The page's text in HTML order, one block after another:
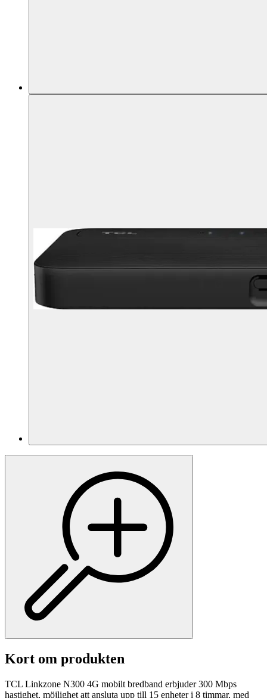
Kort om produkten
TCL Linkzone N300 4G mobilt bredband erbjuder 300 Mbps
hastighet, möjlighet att ansluta upp till 15 enheter i 8 timmar, med